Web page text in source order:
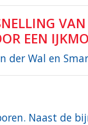
EEN
der Wal en
Naast